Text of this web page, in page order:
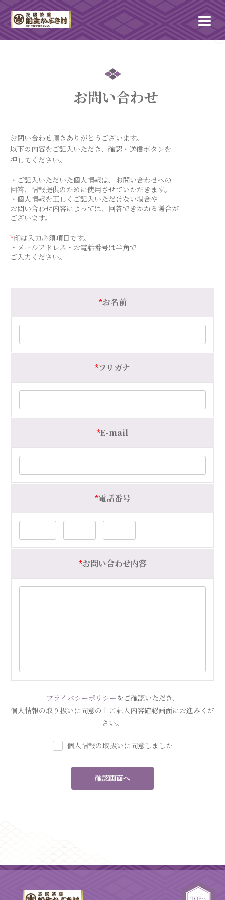
お問い合わせ
お問い合わせ頂きありがとうございます。
以下の内容をご記入いただき、確認・送信ボタンを
押してください。
・ご記入いただいた個人情報は、お問い合わせへの
回答、情報提供のために使用させていただきます。
・個人情報を正しくご記入いただけない場合や
お問い合わせ内容によっては、回答できかねる場合が
ございます。
*印は入力必須項目です。
・メールアドレス・お電話番号は半角で
ご入力ください。
*お名前
*フリガナ
*E-mail
*電話番号
- -
*お問い合わせ内容
プライバシーポリシーをご確認いただき、
個人情報の取り扱いに同意の上ご記入内容確認画面にお進みくだ
さい。
個人情報の取扱いに同意しました